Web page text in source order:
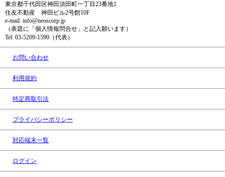
東京都千代田区神田須田町一丁目23番地1
住友不動産 神田ビル2号館10F
e-mail: info@neoscorp.jp
（表題に「個人情報問合せ」と記入願います）
Tel: 03-5209-1590（代表）
お問い合わせ
利用規約
特定商取引法
プライバシーポリシー
対応端末一覧
ログイン